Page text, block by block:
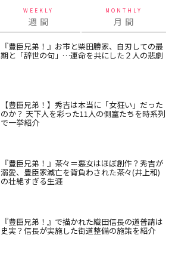
WEEKLY
週 間
MONTHLY
月 間
『豊臣兄弟！』お市と柴田勝家、自刃しての最
期と「辞世の句」…運命を共にした２人の悲劇
【豊臣兄弟！】秀吉は本当に「女狂い」だった
のか？ 天下人を彩った11人の側室たちを時系列
で一挙紹介
『豊臣兄弟！』茶々＝悪女はほぼ創作？秀吉が
溺愛、豊臣家滅亡を背負わされた茶々(井上和)
の壮絶すぎる生涯
『豊臣兄弟！』で描かれた織田信長の道普請は
史実？信長が実施した街道整備の施策を紹介